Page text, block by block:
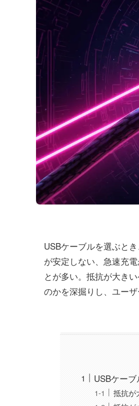
USBケーブルを選ぶと
が安定しない、急速充
とが多い。抵抗が大き
のかを深掘りし、ユー
USBケー
抵抗が